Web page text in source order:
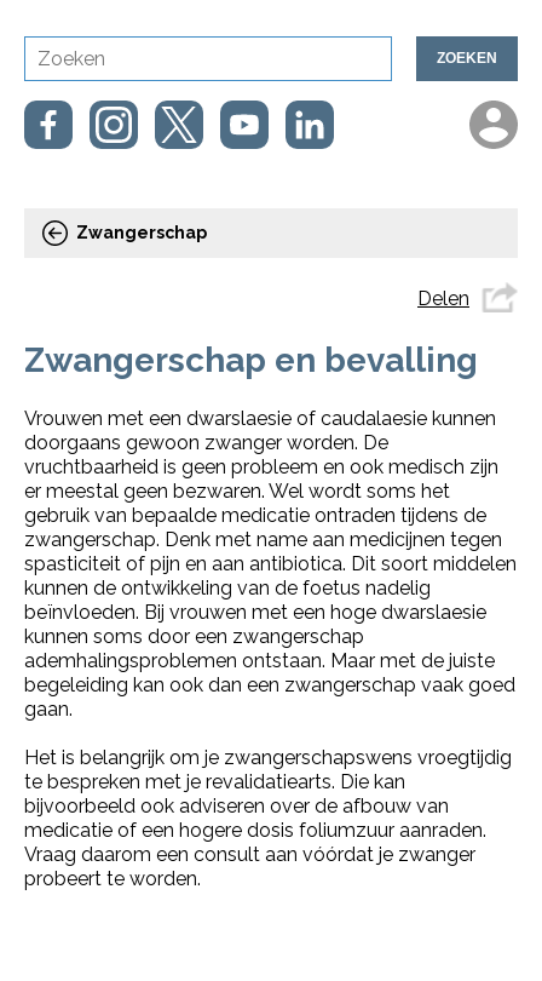
ZOEKEN
Zwangerschap
Delen
Zwangerschap en bevalling
Vrouwen met een dwarslaesie of caudalaesie kunnen
doorgaans gewoon zwanger worden. De
vruchtbaarheid is geen probleem en ook medisch zijn
er meestal geen bezwaren. Wel wordt soms het
gebruik van bepaalde medicatie ontraden tijdens de
zwangerschap. Denk met name aan medicijnen tegen
spasticiteit of pijn en aan antibiotica. Dit soort middelen
kunnen de ontwikkeling van de foetus nadelig
beïnvloeden. Bij vrouwen met een hoge dwarslaesie
kunnen soms door een zwangerschap
ademhalingsproblemen ontstaan. Maar met de juiste
begeleiding kan ook dan een zwangerschap vaak goed
gaan.
Het is belangrijk om je zwangerschapswens vroegtijdig
te bespreken met je revalidatiearts. Die kan
bijvoorbeeld ook adviseren over de afbouw van
medicatie of een hogere dosis foliumzuur aanraden.
Vraag daarom een consult aan vóórdat je zwanger
probeert te worden.